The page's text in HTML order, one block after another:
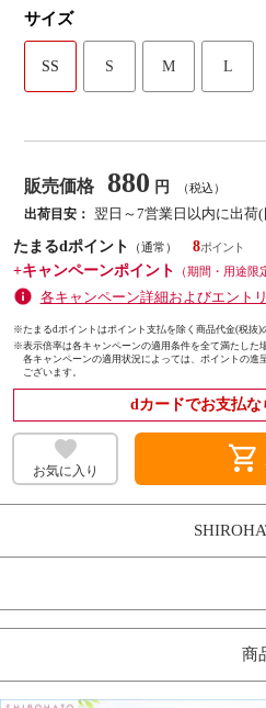
サイズ
SS S M L
販売価格 880 円 （税込）
出荷目安： 翌日～7営業日以内に出荷
たまるdポイント
（通常）
8
+キャンペーンポイント
（期間・用途限
各キャンペーン詳細およびエント
※たまるdポイントはポイント支払を除く商品代金(税抜)
※表示倍率は各キャンペーンの適用条件を全て満たした
各キャンペーンの適用状況によっては、ポイントの進
ございます。
dカードでお支払な
お気に入り shopping_cart
商